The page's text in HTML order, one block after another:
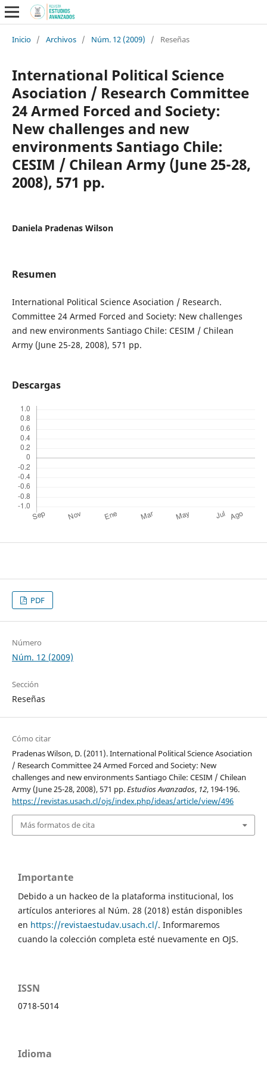
Inicio / Archivos / Núm. 12 (2009) / Reseñas
International Political Science
Asociation / Research Committee
24 Armed Forced and Society:
New challenges and new
environments Santiago Chile:
CESIM / Chilean Army (June 25-28,
2008), 571 pp.
Daniela Pradenas Wilson
Resumen
International Political Science Asociation / Research.
Committee 24 Armed Forced and Society: New challenges
and new environments Santiago Chile: CESIM / Chilean
Army (June 25-28, 2008), 571 pp.
Descargas
PDF
Número
Núm. 12 (2009)
Sección
Reseñas
Cómo citar
Pradenas Wilson, D. (2011). International Political Science Asociation
/ Research Committee 24 Armed Forced and Society: New
challenges and new environments Santiago Chile: CESIM / Chilean
Army (June 25-28, 2008), 571 pp.Estudios Avanzados, 12, 194-196.
https://revistas.usach.cl/ojs/index.php/ideas/article/view/496
Más formatos de cita
Importante
Debido a un hackeo de la plataforma institucional, los
artículos anteriores al Núm. 28 (2018) están disponibles
en https://revistaestudav.usach.cl/. Informaremos
cuando la colección completa esté nuevamente en OJS.
ISSN
0718-5014
Idioma